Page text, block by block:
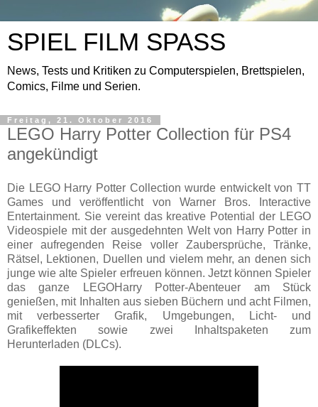
SPIEL FILM SPASS
News, Tests und Kritiken zu Computerspielen, Brettspielen,
Comics, Filme und Serien.
Freitag, 21. Oktober 2016
LEGO Harry Potter Collection für PS4
angekündigt
Die LEGO Harry Potter Collection wurde entwickelt von TT
Games und veröffentlicht von Warner Bros. Interactive
Entertainment. Sie vereint das kreative Potential der LEGO
Videospiele mit der ausgedehnten Welt von Harry Potter in
einer aufregenden Reise voller Zaubersprüche, Tränke,
Rätsel, Lektionen, Duellen und vielem mehr, an denen sich
junge wie alte Spieler erfreuen können. Jetzt können Spieler
das ganze LEGOHarry Potter-Abenteuer am Stück
genießen, mit Inhalten aus sieben Büchern und acht Filmen,
mit verbesserter Grafik, Umgebungen, Licht- und
Grafikeffekten sowie zwei Inhaltspaketen zum
Herunterladen (DLCs).